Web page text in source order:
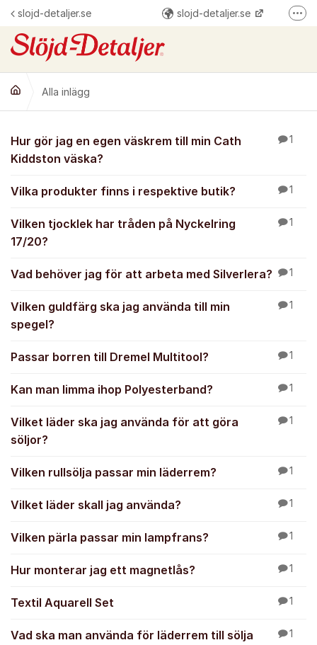
Hoppa till innehåll
slojd-detaljer.se slojd-detaljer.se
Alla inlägg
Alla inlägg
Hur gör jag en egen väskrem till min Cath
Kiddston väska?
1
Vilka produkter finns i respektive butik? 1
Vilken tjocklek har tråden på Nyckelring
17/20?
1
Vad behöver jag för att arbeta med Silverlera? 1
Vilken guldfärg ska jag använda till min
spegel?
1
Passar borren till Dremel Multitool? 1
Kan man limma ihop Polyesterband? 1
Vilket läder ska jag använda för att göra
söljor?
1
Vilken rullsölja passar min läderrem? 1
Vilket läder skall jag använda? 1
Vilken pärla passar min lampfrans? 1
Hur monterar jag ett magnetlås? 1
Textil Aquarell Set 1
Vad ska man använda för läderrem till sölja
1